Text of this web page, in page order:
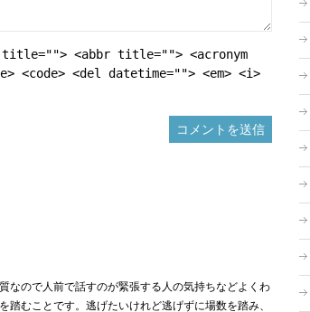
<abbr title=""> <acronym
<del datetime=""> <em> <i>
なので人前で話すのが緊張する人の気持ちなどよくわ
踏むことです。逃げたいけれど逃げずに場数を踏み、